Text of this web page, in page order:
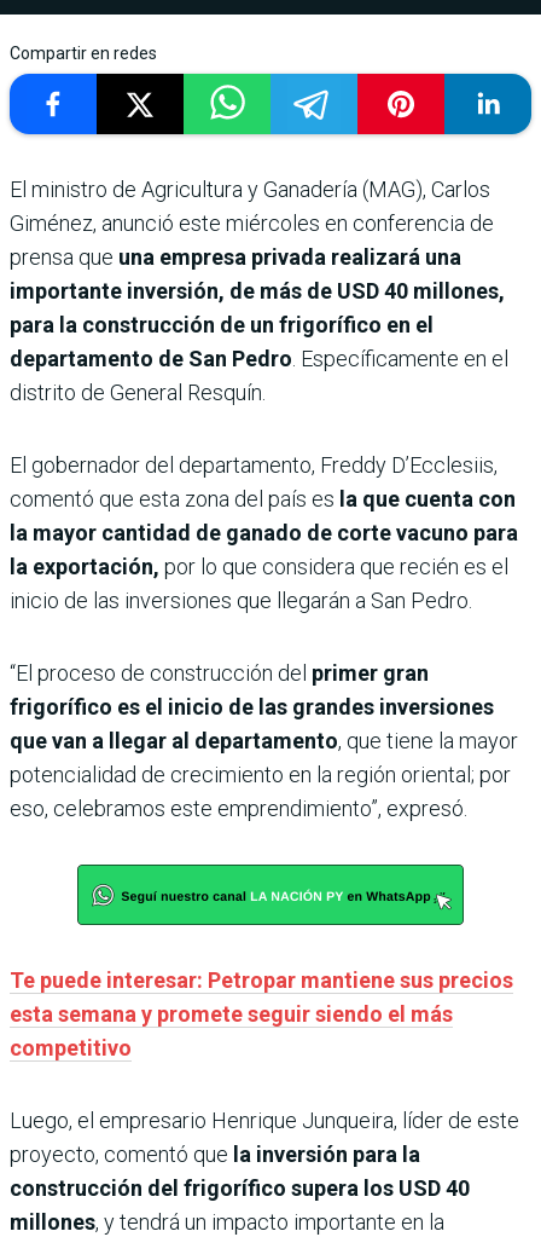
Compartir en redes
El ministro de Agricultura y Ganadería (MAG), Carlos
Giménez, anunció este miércoles en conferencia de
prensa que una empresa privada realizará una
importante inversión, de más de USD 40 millones,
para la construcción de un frigorífico en el
departamento de San Pedro . Específicamente en el
distrito de General Resquín.
El gobernador del departamento, Freddy D’Ecclesiis,
comentó que esta zona del país es la que cuenta con
la mayor cantidad de ganado de corte vacuno para
la exportación, por lo que considera que recién es el
inicio de las inversiones que llegarán a San Pedro.
“El proceso de construcción del primer gran
frigorífico es el inicio de las grandes inversiones
que van a llegar al departamento, que tiene la mayor
potencialidad de crecimiento en la región oriental; por
eso, celebramos este emprendimiento”, expresó.
Te puede interesar: Petropar mantiene sus precios
esta semana y promete seguir siendo el más
competitivo
Luego, el empresario Henrique Junqueira, líder de este
proyecto, comentó que la inversión para la
construcción del frigorífico supera los USD 40
millones, y tendrá un impacto importante en la